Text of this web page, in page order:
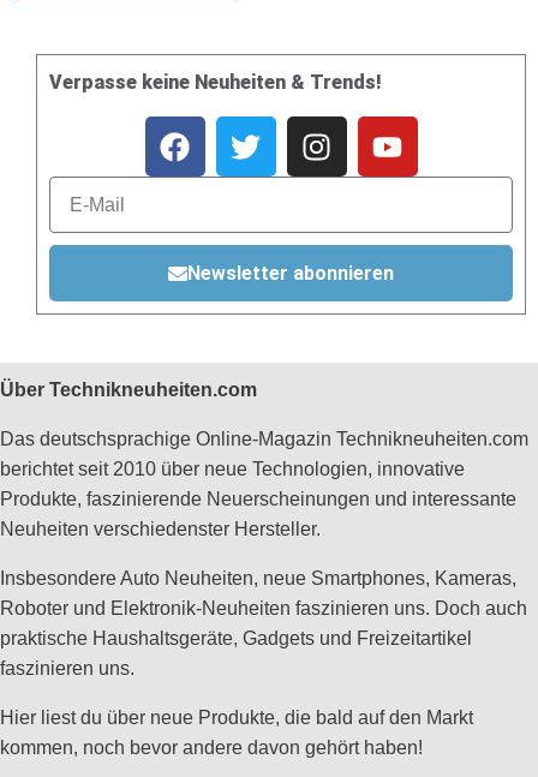
Verpasse keine Neuheiten & Trends!
Newsletter abonnieren
Über Technikneuheiten.com
Das deutschsprachige Online-Magazin Technikneuheiten.com
berichtet seit 2010 über neue Technologien, innovative
Produkte, faszinierende Neuerscheinungen und interessante
Neuheiten verschiedenster Hersteller.
Insbesondere Auto Neuheiten, neue Smartphones, Kameras,
Roboter und Elektronik-Neuheiten faszinieren uns. Doch auch
praktische Haushaltsgeräte, Gadgets und Freizeitartikel
faszinieren uns.
Hier liest du über neue Produkte, die bald auf den Markt
kommen, noch bevor andere davon gehört haben!